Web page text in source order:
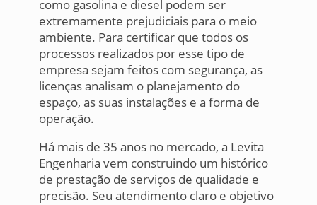
como gasolina e diesel podem ser
extremamente prejudiciais para o meio
ambiente. Para certificar que todos os
processos realizados por esse tipo de
empresa sejam feitos com segurança, as
licenças analisam o planejamento do
espaço, as suas instalações e a forma de
operação.
Há mais de 35 anos no mercado, a Levita
Engenharia vem construindo um histórico
de prestação de serviços de qualidade e
precisão. Seu atendimento claro e objetivo